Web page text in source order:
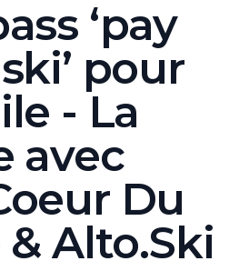
‘pay
pour
- La
avec
Du
Alto.Ski